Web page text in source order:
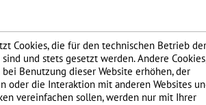
Cookies, die für den technischen Betrieb der
und stets gesetzt werden. Andere
Benutzung dieser Website erhöhen, der
oder die Interaktion mit anderen Websites
vereinfachen sollen, werden nur mit Ihrer